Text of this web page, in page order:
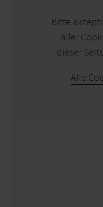
Bitte
aller
dieser
Alle